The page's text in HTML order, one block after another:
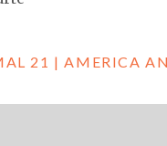
21 | AMERICA